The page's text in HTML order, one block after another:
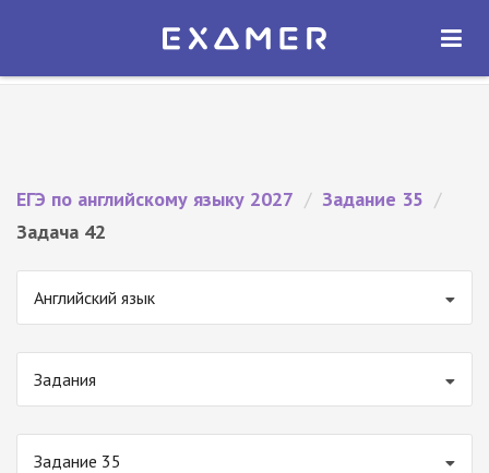
Экзамер — ЕГЭ 2027
ОТКРЫТЬ
ЕГЭ по английскому языку 2027 / Задание 35 /
Задача 42
Английский язык
Задания
Задание 35